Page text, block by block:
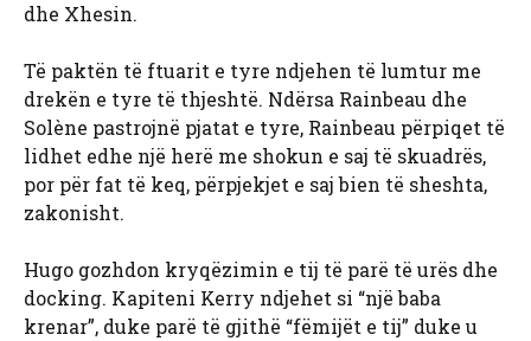
dhe Xhesin.
Të paktën të ftuarit e tyre ndjehen të lumtur me
drekën e tyre të thjeshtë. Ndërsa Rainbeau dhe
Solène pastrojnë pjatat e tyre, Rainbeau përpiqet të
lidhet edhe një herë me shokun e saj të skuadrës,
por për fat të keq, përpjekjet e saj bien të sheshta,
zakonisht.
Hugo gozhdon kryqëzimin e tij të parë të urës dhe
docking. Kapiteni Kerry ndjehet si “një baba
krenar”, duke parë të gjithë “fëmijët e tij” duke u